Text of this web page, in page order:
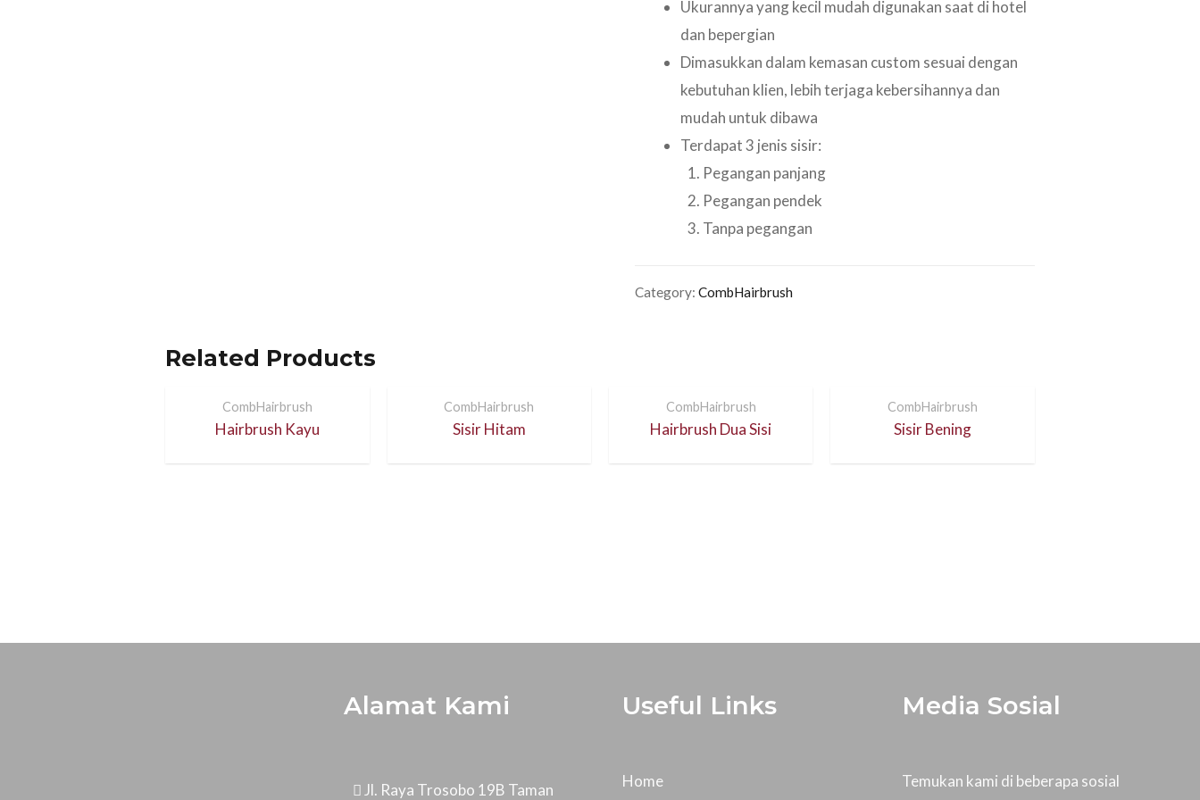
Ukurannya yang kecil mudah digunakan saat di hotel
dan bepergian
Dimasukkan dalam kemasan custom sesuai dengan
kebutuhan klien, lebih terjaga kebersihannya dan
mudah untuk dibawa
Terdapat 3 jenis sisir:
Pegangan panjang
Pegangan pendek
Tanpa pegangan
Category: CombHairbrush
Related Products
CombHairbrush
Hairbrush Kayu
CombHairbrush
Sisir Hitam
CombHairbrush
Hairbrush Dua Sisi
CombHairbrush
Sisir Bening
Alamat Kami
Jl. Raya Trosobo 19B Taman
Useful Links
Home
Media Sosial
Temukan kami di beberapa sosial